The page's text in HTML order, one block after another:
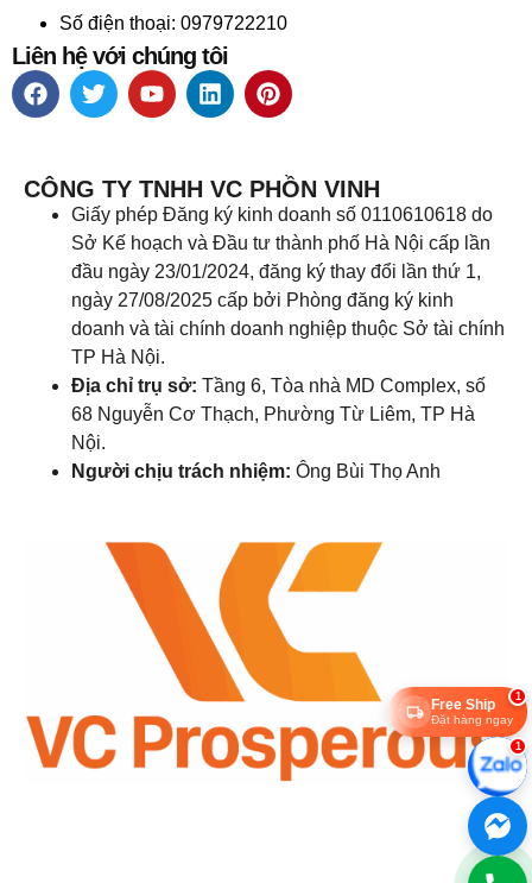
Số điện thoại: 0979722210
Liên hệ với chúng tôi
CÔNG TY TNHH VC PHỒN VINH
Giấy phép Đăng ký kinh doanh số 0110610618 do
Sở Kế hoạch và Đầu tư thành phố Hà Nội cấp lần
đầu ngày 23/01/2024, đăng ký thay đổi lần thứ 1,
ngày 27/08/2025 cấp bởi Phòng đăng ký kinh
doanh và tài chính doanh nghiệp thuộc Sở tài chính
TP Hà Nội.
Địa chỉ trụ sở: Tầng 6, Tòa nhà MD Complex, số
68 Nguyễn Cơ Thạch, Phường Từ Liêm, TP Hà
Nội.
Người chịu trách nhiệm: Ông Bùi Thọ Anh
1
Free Ship
Đặt hàng ngay
1